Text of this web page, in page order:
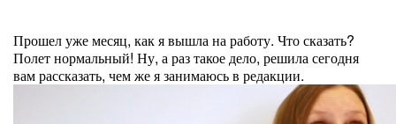
Прошел уже месяц, как я вышла на работу. Что сказать?
Полет нормальный! Ну, а раз такое дело, решила сегодня
вам рассказать, чем же я занимаюсь в редакции.